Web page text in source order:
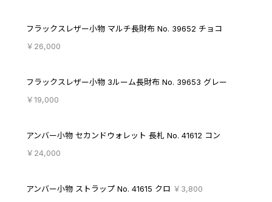
フラックスレザー小物 マルチ長財布 No. 39652 チョコ
￥26,000
フラックスレザー小物 3ルーム長財布 No. 39653 グレー
￥19,000
アンバー小物 セカンドウォレット 長札 No. 41612 コン
￥24,000
アンバー小物 ストラップ No. 41615 クロ ￥3,800